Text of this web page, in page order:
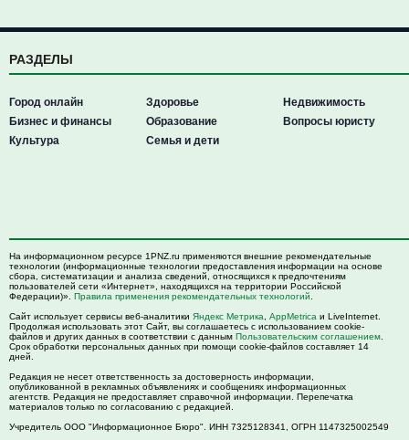
РАЗДЕЛЫ
Город онлайн
Бизнес и финансы
Культура
Здоровье
Образование
Семья и дети
Недвижимость
Вопросы юристу
На информационном ресурсе 1PNZ.ru применяются внешние рекомендательные
технологии (информационные технологии предоставления информации на основе
сбора, систематизации и анализа сведений, относящихся к предпочтениям
пользователей сети «Интернет», находящихся на территории Российской
Федерации)». Правила применения рекомендательных технологий
Сайт использует сервисы веб-аналитики Яндекс Метрика AppMetrica и LiveInternet.
Продолжая использовать этот Сайт, вы соглашаетесь с использованием cookie-
файлов и других данных в соответствии с данным Пользовательским соглашением
Срок обработки персональных данных при помощи cookie-файлов составляет 14
дней.
Редакция не несет ответственность за достоверность информации,
опубликованной в рекламных объявлениях и сообщениях информационных
агентств. Редакция не предоставляет справочной информации. Перепечатка
материалов только по согласованию с редакцией.
Учредитель ООО "Информационное Бюро". ИНН 7325128341, ОГРН 1147325002549